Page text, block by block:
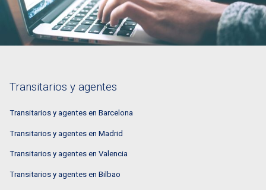
Transitarios y agentes
Transitarios y agentes en Barcelona
Transitarios y agentes en Madrid
Transitarios y agentes en Valencia
Transitarios y agentes en Bilbao